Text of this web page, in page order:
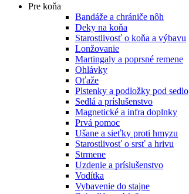
Main
Pre koňa
Bandáže a chrániče nôh
Deky na koňa
Starostlivosť o koňa a výbavu
Lonžovanie
Martingaly a poprsné remene
Ohlávky
Oťaže
Plstenky a podložky pod sedlo
Sedlá a príslušenstvo
Magnetické a infra doplnky
Prvá pomoc
Ušane a sieťky proti hmyzu
Starostlivosť o srsť a hrivu
Strmene
Uzdenie a príslušenstvo
Vodítka
Vybavenie do stajne